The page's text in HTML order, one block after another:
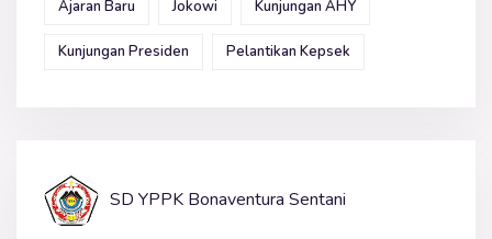
Ajaran Baru Jokowi Kunjungan AHY
Kunjungan Presiden Pelantikan Kepsek
SD YPPK Bonaventura Sentani